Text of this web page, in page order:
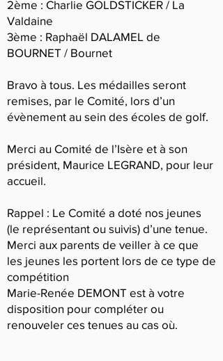
2ème : Charlie GOLDSTICKER / La
Valdaine
3ème : Raphaël DALAMEL de
BOURNET / Bournet
Bravo à tous. Les médailles seront
remises, par le Comité, lors d’un
évènement au sein des écoles de golf.
Merci au Comité de l’Isère et à son
président, Maurice LEGRAND, pour leur
accueil.
Rappel : Le Comité a doté nos jeunes
(le représentant ou suivis) d’une tenue.
Merci aux parents de veiller à ce que
les jeunes les portent lors de ce type de
compétition
Marie-Renée DEMONT est à votre
disposition pour compléter ou
renouveler ces tenues au cas où.